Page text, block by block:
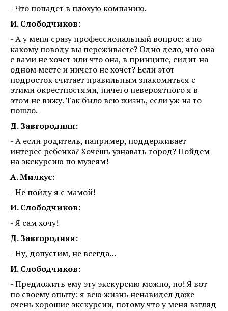
- Что попадет в плохую компанию.
И. Слободчиков:
- А у меня сразу профессиональный вопрос: а по
какому поводу вы переживаете? Одно дело, что она
с вами не хочет или что она, в принципе, сидит на
одном месте и ничего не хочет? Если этот
подросток считает правильным знакомиться с
этими окрестностями, ничего невероятного я в
этом не вижу. Так было всю жизнь, если уж на то
пошло.
Д. Завгородняя:
- А если родитель, например, поддерживает
интерес ребенка? Хочешь узнавать город? Пойдем
на экскурсию по музеям!
А. Милкус:
- Не пойду я с мамой!
И. Слободчиков:
- Я сам хочу!
Д. Завгородняя:
- Ну, допустим, не всегда…
И. Слободчиков:
- Предложить ему эту экскурсию можно, но! Я вот
по своему опыту: я всю жизнь ненавидел даже
очень хорошие экскурсии, потому что у меня взгляд